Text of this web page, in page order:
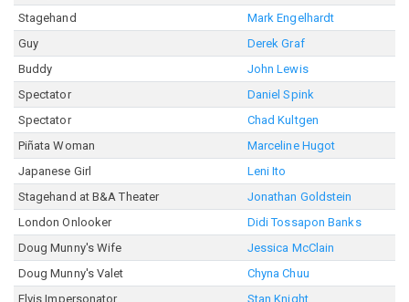
Stagehand
Mark Engelhardt
Guy
Derek Graf
Buddy
John Lewis
Spectator
Daniel Spink
Spectator
Chad Kultgen
Piñata Woman
Marceline Hugot
Japanese Girl
Leni Ito
Stagehand at B&A Theater
Jonathan Goldstein
London Onlooker
Didi Tossapon Banks
Doug Munny's Wife
Jessica McClain
Doug Munny's Valet
Chyna Chuu
Elvis Impersonator
Stan Knight